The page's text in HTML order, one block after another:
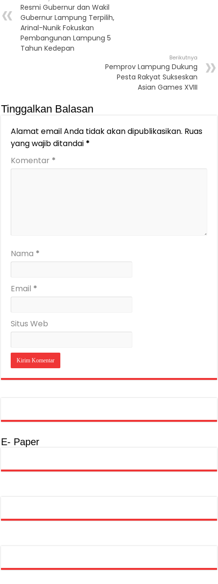
Resmi Gubernur dan Wakil
Gubernur Lampung Terpilih,
Arinal-Nunik Fokuskan
Pembangunan Lampung 5
Tahun Kedepan
Berikutnya
Pemprov Lampung Dukung
Pesta Rakyat Sukseskan
Asian Games XVIII
Tinggalkan Balasan
Alamat email Anda tidak akan dipublikasikan. Ruas
yang wajib ditandai *
Komentar *
Nama *
Email *
Situs Web
E- Paper